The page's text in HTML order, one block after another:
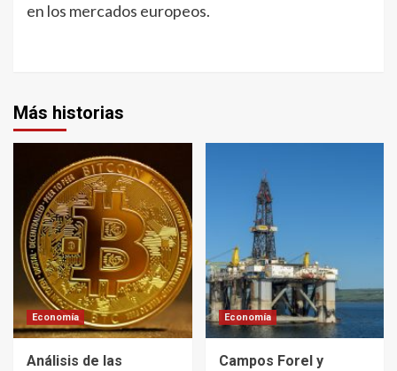
en los mercados europeos.
Más historias
Economía
Análisis de las
Economía
Campos Forel y